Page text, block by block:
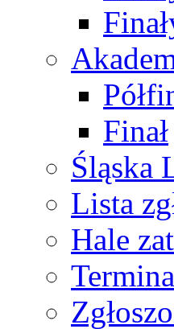
Finał
Śląska
Lista
Hale